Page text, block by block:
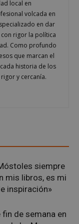
local en
volcada en
en dar
con rigor la política
Como profundo
que marcan el
historia de los
y cercanía.
siempre
mis libros, es mi
inspiración»
de semana en
días